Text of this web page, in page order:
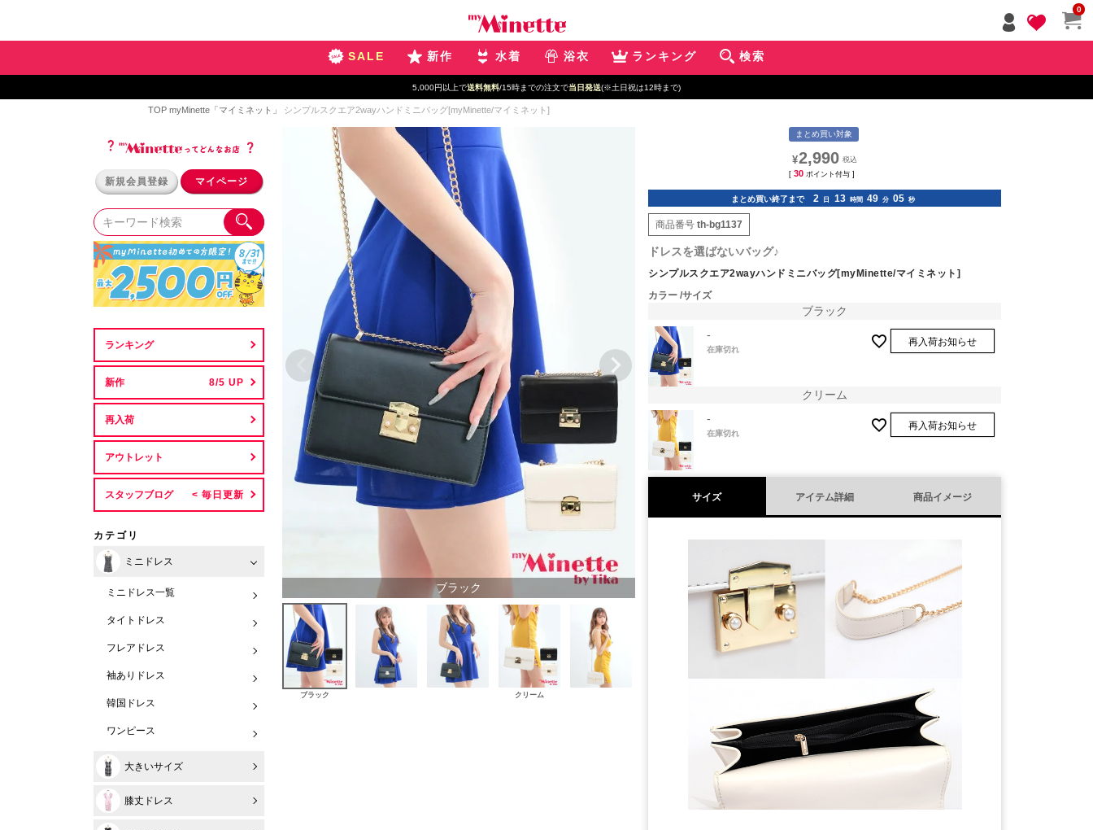
0
SALE 新作 水着 浴衣 ランキング 検索
5,000円以上で送料無料/15時までの注文で当日発送(※土日祝は12時まで)
TOP myMinette「マイミネット」 シンプルスクエア2wayハンドミニバッグ[myMinette/マイミネット]
新規会員登録 マイページ
ランキング
新作
再入荷
アウトレット
スタッフブログ
カテゴリ
ミニドレス
ミニドレス一覧
タイトドレス
フレアドレス
袖ありドレス
韓国ドレス
ワンピース
大きいサイズ
膝丈ドレス
ブラック
ブラック クリーム
まとめ買い対象
¥2,990
[ 30 ポイント付与 ]
まとめ買い終了まで 2 日 13 時間 49 分 03 秒
商品番号 th-bg1137
ドレスを選ばないバッグ♪
シンプルスクエア2wayハンドミニバッグ[myMinette/マイミネット]
カラー サイズ
ブラック
-
在庫切れ
再入荷お知らせ
クリーム
-
在庫切れ
再入荷お知らせ
サイズ アイテム詳細 商品イメージ
ジト
ップ